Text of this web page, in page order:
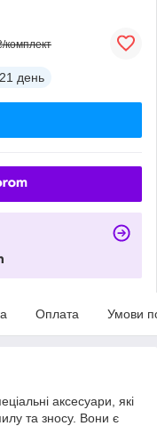
комплект
21 день
Оплата Умови
аксесуари, які
та зносу. Вони є